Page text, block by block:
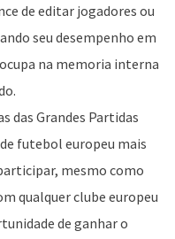
de editar jogadores ou
seu desempenho em
na memoria interna
das Grandes Partidas
futebol europeu mais
mesmo como
qualquer clube europeu
de ganhar o